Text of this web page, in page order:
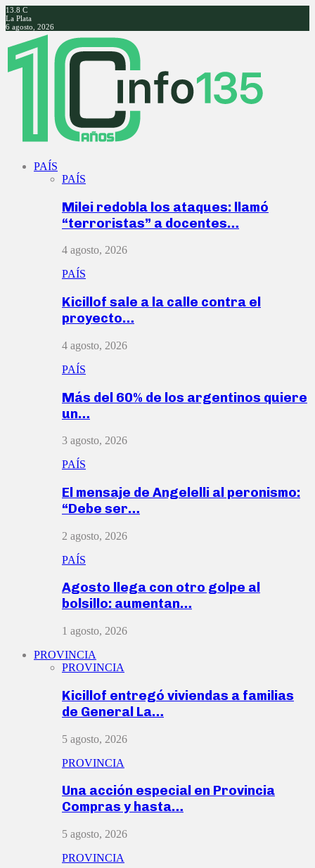
13.8 C
La Plata
6 agosto, 2026
Facebook
Twitter
Instagram
Youtube
PAÍS
PAÍS
Milei redobla los ataques: llamó
“terroristas” a docentes…
4 agosto, 2026
PAÍS
Kicillof sale a la calle contra el
proyecto…
4 agosto, 2026
PAÍS
Más del 60% de los argentinos quiere
un…
3 agosto, 2026
PAÍS
El mensaje de Angelelli al peronismo:
“Debe ser…
2 agosto, 2026
PAÍS
Agosto llega con otro golpe al
bolsillo: aumentan…
1 agosto, 2026
PROVINCIA
PROVINCIA
Kicillof entregó viviendas a familias
de General La…
5 agosto, 2026
PROVINCIA
Una acción especial en Provincia
Compras y hasta…
5 agosto, 2026
PROVINCIA